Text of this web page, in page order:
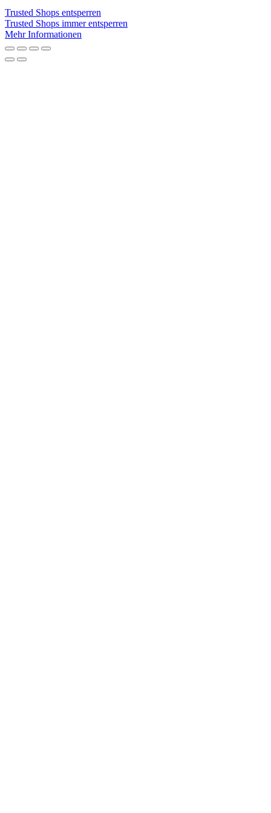
Trusted Shops entsperren
Trusted Shops immer entsperren
Mehr Informationen